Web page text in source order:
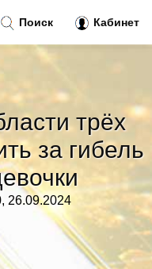
трёх
за гибель
26.09.2024
Поиск Кабинет